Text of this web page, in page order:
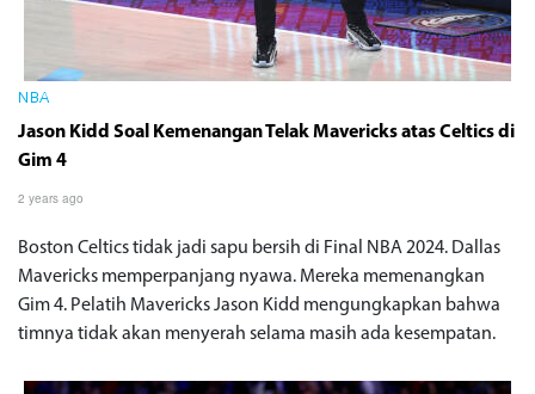
NBA
Jason Kidd Soal Kemenangan Telak Mavericks atas Celtics di
Gim 4
2 years ago
Boston Celtics tidak jadi sapu bersih di Final NBA 2024. Dallas
Mavericks memperpanjang nyawa. Mereka memenangkan
Gim 4. Pelatih Mavericks Jason Kidd mengungkapkan bahwa
timnya tidak akan menyerah selama masih ada kesempatan.